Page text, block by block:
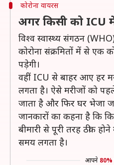
कोरोना वायरस
अगर किसी को ICU
विश्व स्वास्थ्य संगठन
कोरोना संक्रमितों में से
पड़ेगी।
वहीं ICU से बाहर आए हर
लगता है। ऐसे मरीजों को
जाता है और फिर घर भेजा
जानकारों का कहना है कि
बीमारी से पूरी तरह ठीक
समय लगता है।
आपने 80%